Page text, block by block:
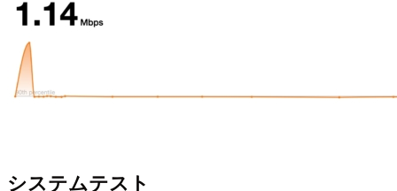
システムテスト